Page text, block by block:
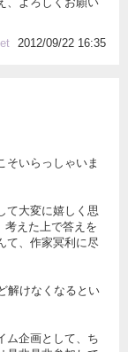
2012/09/22 16:35
そいらっしゃいま
て大変に嬉しく思
えた上で答えを
て、作家冥利に尽
解けなくなるとい
ム企画として、ち